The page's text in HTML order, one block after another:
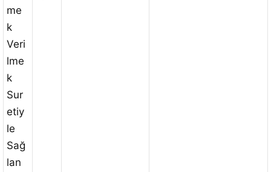
me
k
Veri
lme
k
Sur
etiy
le
Sağ
lan